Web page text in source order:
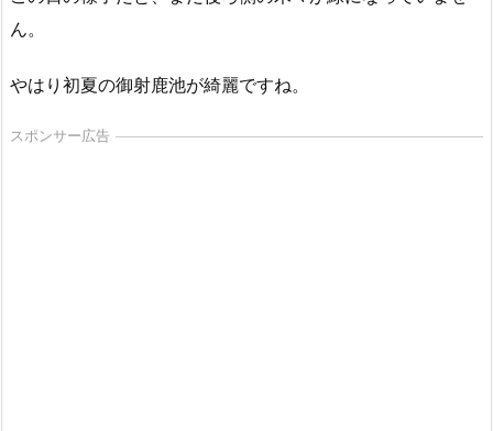
ん。
やはり初夏の御射鹿池が綺麗ですね。
スポンサー広告